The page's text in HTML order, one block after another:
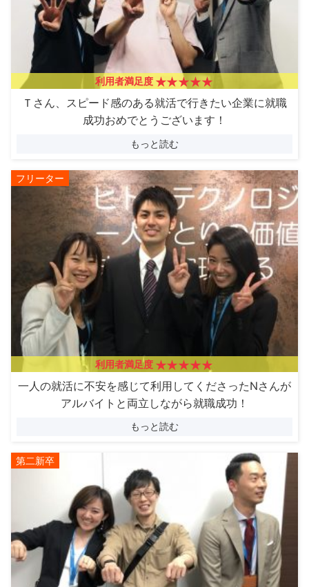
利用者満足度
Ｔさん、スピード感のある就活で行きたい企業に就職
成功おめでとうございます！
もっと読む
フリーター
利用者満足度
一人の就活に不安を感じて利用してくださったNさんが
アルバイトと両立しながら就職成功！
もっと読む
第二新卒